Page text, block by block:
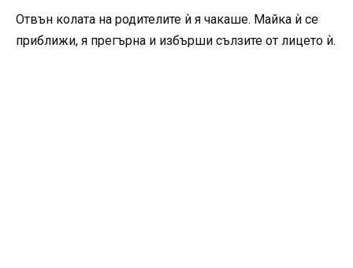
Отвън колата на родителите ѝ я чакаше. Майка ѝ се
приближи, я прегърна и избърши сълзите от лицето ѝ.